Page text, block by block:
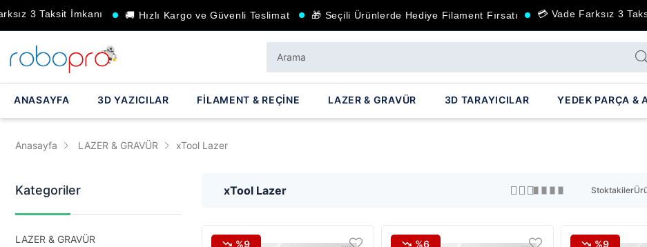
3 Taksit İmkanı 🚚 Hızlı Kargo ve Güvenli Teslimat 🎁 Seçili Ürünlerde Hediye Filament Fırsatı 💳 Vade Farksız 3 Taksit
ANASAYFA 3D YAZICILAR FİLAMENT & REÇİNE LAZER & GRAVÜR 3D TARAYICILAR YEDEK PARÇA &
Anasayfa LAZER & GRAVÜR xTool Lazer
Kategoriler
LAZER & GRAVÜR
xTool Lazer Stoktakiler
%9
%6
%9